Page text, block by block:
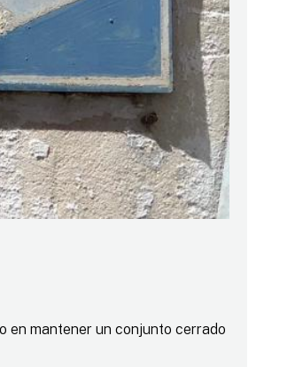
en mantener un conjunto cerrado